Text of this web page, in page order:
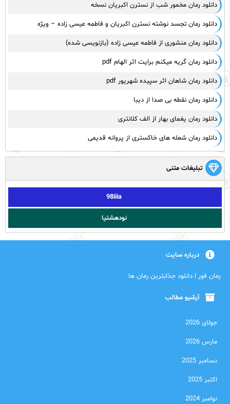
دانلود رمان مخمور شب از نسترن اکبریان نسخه
دانلود رمان تجسد نوشته نسترن اکبریان و فاطمه عیسی زاده – ویژه
دانلود رمان منشوری از فاطمه عیسی زاده (بازنویسی شده)
دانلود رمان گریه میکنم برایت اثر الهام pdf
دانلود رمان شاهان اثر سپیده شهریور pdf
دانلود رمان نقطه بی صدا از دیبا
دانلود رمان یغمای بهار از الف کلانتری
دانلود رمان شعله های خاکستری از پروانه قدیمی
تبلیغات متنی
98iiia
نودهشتیا
درباره سایت
رمان فور | دانلود جذابترین رمان ها
آرشیو مطالب
جولای 2026
مارس 2026
دسامبر 2025
اکتبر 2025
نوامبر 2024